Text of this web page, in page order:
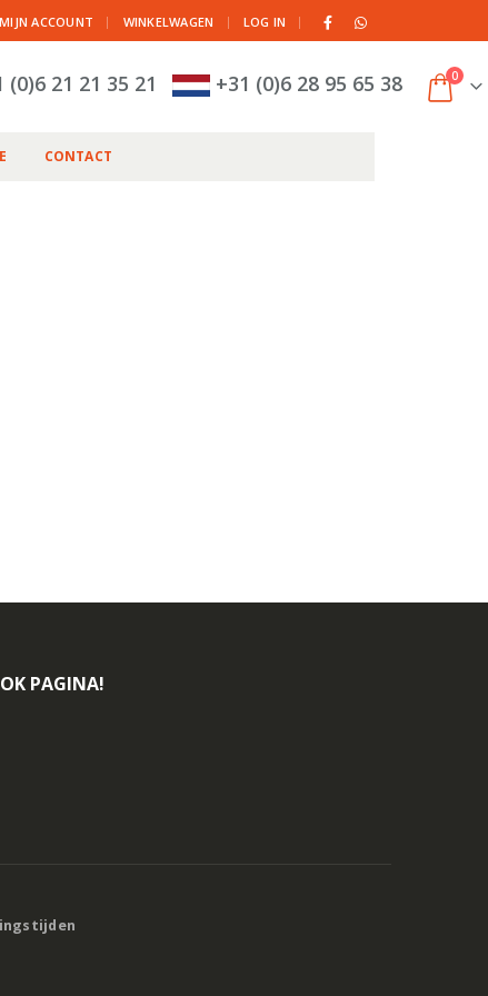
MIJN ACCOUNT WINKELWAGEN LOG IN |
(0)6 21 21 35 21 +31 (0)6 28 95 65 38 0
CONTACT
PAGINA!